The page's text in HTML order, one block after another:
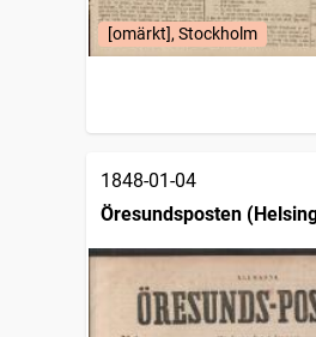
[omärkt], Stockholm
1848-01-04
Öresundsposten